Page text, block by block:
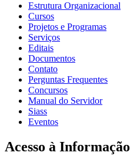
Estrutura Organizacional
Cursos
Projetos e Programas
Serviços
Editais
Documentos
Contato
Perguntas Frequentes
Concursos
Manual do Servidor
Siass
Eventos
Acesso à Informação